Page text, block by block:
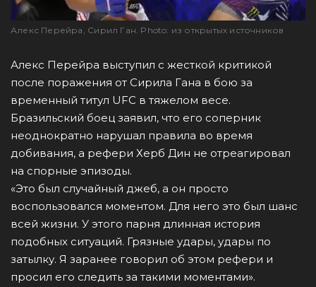
Алекс Перейра, Сирил Ган. Photo: из открытых источников
Алекс Перейра выступил с жесткой критикой
после поражения от Сирила Гана в бою за
временный титул UFC в тяжелом весе.
Бразильский боец заявил, что его соперник
неоднократно нарушал правила во время
добивания, а рефери Херб Дин не отреагировал
на спорные эпизоды.
«Это был случайный джеб, а он просто
воспользовался моментом. Для него это был шанс
всей жизни. У этого парня длинная история
подобных ситуаций. Грязные удары, удары по
затылку. Я заранее говорил об этом рефери и
просил его следить за такими моментами».